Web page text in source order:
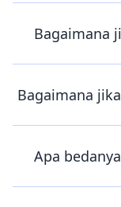
Bagaimana
Bagaimana
Apa